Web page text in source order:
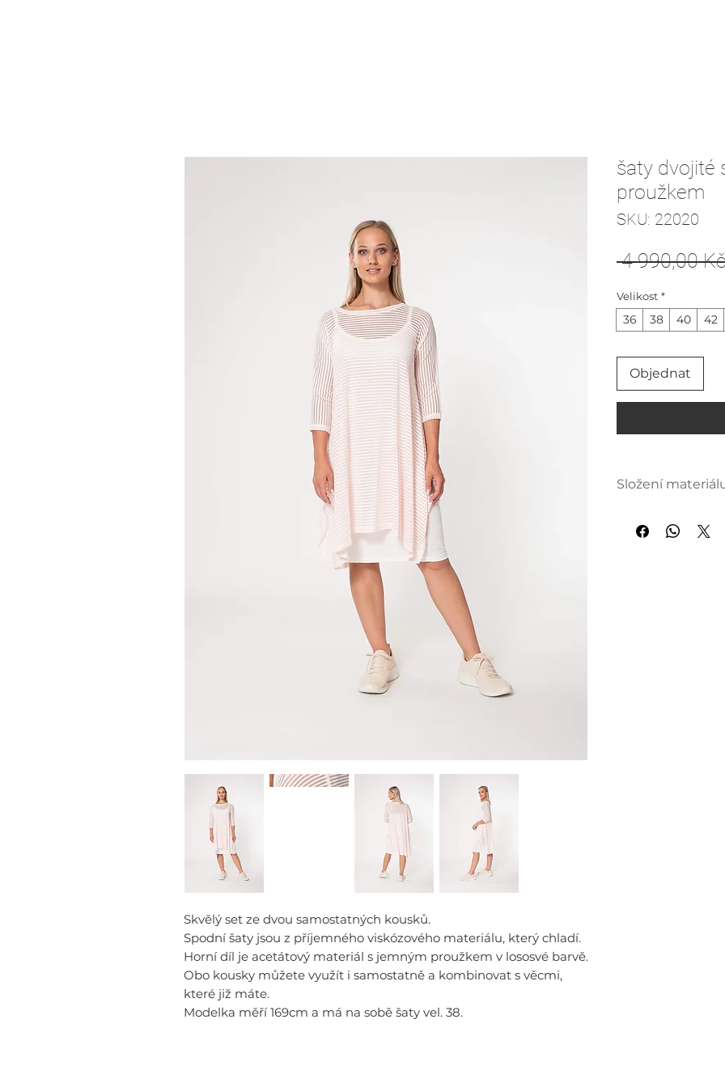
Skvělý set ze dvou samostatných kousků.
Spodní šaty jsou z příjemného viskózového materiálu, který chladí.
Horní díl je acetátový materiál s jemným proužkem v lososvé barvě.
Obo kousky můžete využít i samostatně a kombinovat s věcmi,
které již máte.
Modelka měří 169cm a má na sobě šaty vel. 38.
šaty dvojité
proužkem
SKU: 22020
4 990,00
Velikost *
36 38 40 42
Objednat
Složení
Horní část: 100